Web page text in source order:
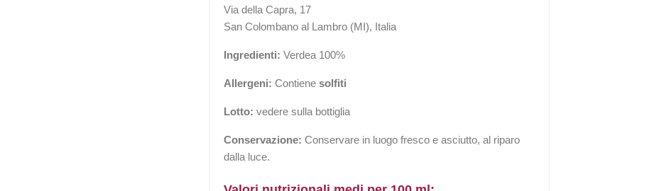
Via della Capra, 17
San Colombano al Lambro (MI), Italia
Ingredienti: Verdea 100%
Allergeni: Contiene solfiti
Lotto: vedere sulla bottiglia
Conservazione: Conservare in luogo fresco e asciutto, al riparo
dalla luce.